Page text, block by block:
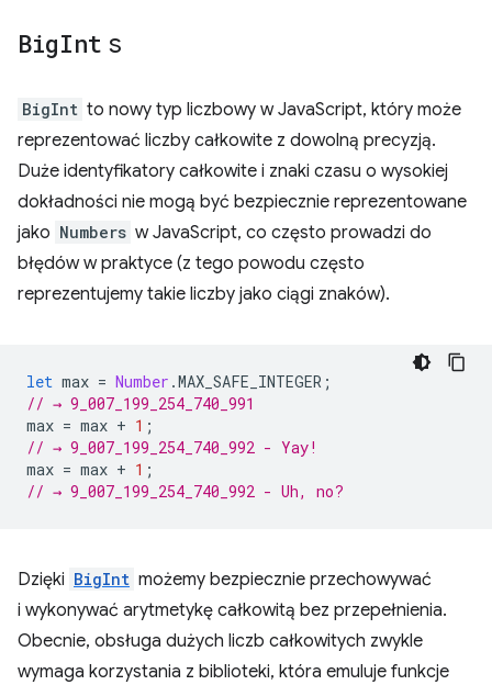
BigInt s
BigInt to nowy typ liczbowy w JavaScript, który może
reprezentować liczby całkowite z dowolną precyzją.
Duże identyfikatory całkowite i znaki czasu o wysokiej
dokładności nie mogą być bezpiecznie reprezentowane
jako Numbers w JavaScript, co często prowadzi do
błędów w praktyce (z tego powodu często
reprezentujemy takie liczby jako ciągi znaków).
let max = Number .MAX_SAFE_INTEGER ;
// → 9_007_199_254_740_991
max = max + 1 ;
// → 9_007_199_254_740_992 - Yay!
max = max + 1 ;
// → 9_007_199_254_740_992 - Uh, no?
Dzięki BigInt możemy bezpiecznie przechowywać
i wykonywać arytmetykę całkowitą bez przepełnienia.
Obecnie, obsługa dużych liczb całkowitych zwykle
wymaga korzystania z biblioteki, która emuluje funkcje